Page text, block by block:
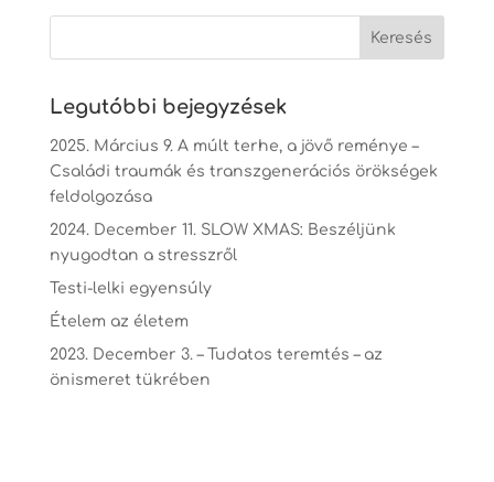
Legutóbbi bejegyzések
2025. Március 9. A múlt terhe, a jövő reménye –
Családi traumák és transzgenerációs örökségek
feldolgozása
2024. December 11. SLOW XMAS: Beszéljünk
nyugodtan a stresszről
Testi-lelki egyensúly
Ételem az életem
2023. December 3. – Tudatos teremtés – az
önismeret tükrében